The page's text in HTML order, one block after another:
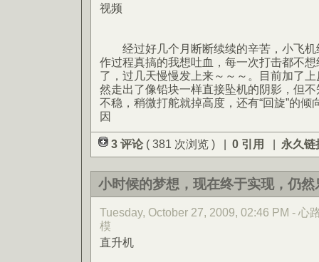
视频
经过好几个月断断续续的辛苦，小飞机
作过程真搞的我想吐血，每一次打击都不
了，过几天慢慢发上来～～～。目前加了
然走出了像铅块一样直接坠机的阴影，但
不稳，稍微打舵就掉高度，还有“回旋”的
因
3 评论 ( 381 次浏览 ) | 0 引用 | 永久链
小时候的梦想，现在终于实现，仍然
Tuesday, October 27, 2009, 02:46 PM - 心
模
直升机